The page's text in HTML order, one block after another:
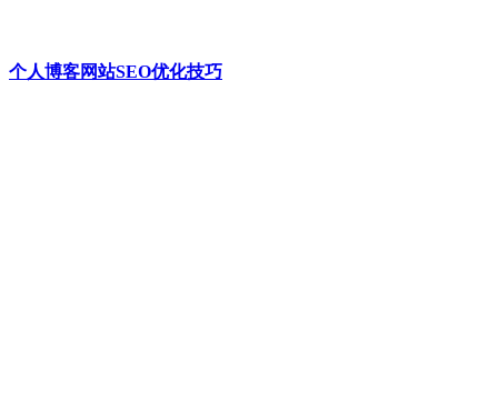
个人博客网站SEO优化技巧